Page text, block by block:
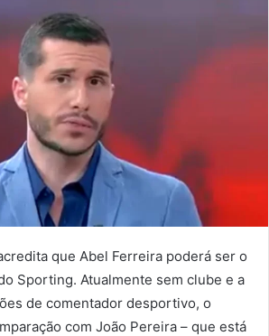
que Abel Ferreira poderá ser o
Sporting. Atualmente sem clube e a
de comentador desportivo, o
com João Pereira – que está